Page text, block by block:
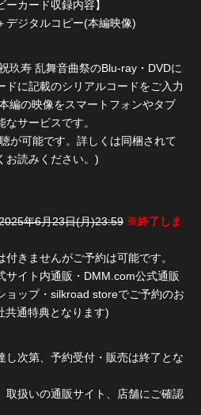
ーカード収録内容】
デジタルコピー(本編映像)
玖寿 乱舞音曲祭のBlu-ray・DVDに
ドに記載のシリアルコードをご入力
編の映像をスマートフォンやタブ
サービスです。
が可能です。詳しくは同梱されて
お読みください。)
年6月23日(月)23:59 ※終了しま
きませんがご予約は可能です。
イト内通販・DMM.com公式通販
ョップ・silkroad storeでご予約のお
共通特典となります)
し次第、予約受付・販売は終了とな
扱いの通販サイト、店舗にご確認